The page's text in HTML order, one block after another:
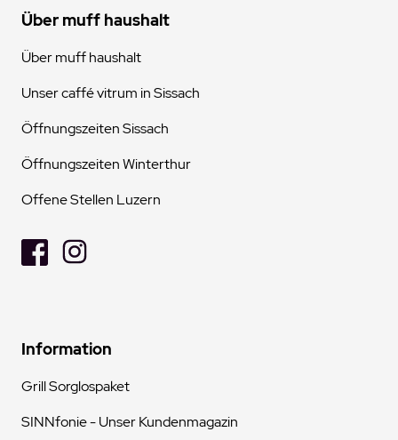
Über muff haushalt
Über muff haushalt
Unser caffé vitrum in Sissach
Öffnungszeiten Sissach
Öffnungszeiten Winterthur
Offene Stellen Luzern
Information
Grill Sorglospaket
SINNfonie - Unser Kundenmagazin